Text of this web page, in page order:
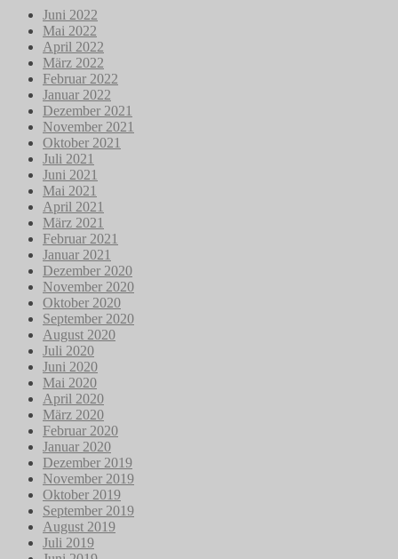
Juni 2022
Mai 2022
April 2022
März 2022
Februar 2022
Januar 2022
Dezember 2021
November 2021
Oktober 2021
Juli 2021
Juni 2021
Mai 2021
April 2021
März 2021
Februar 2021
Januar 2021
Dezember 2020
November 2020
Oktober 2020
September 2020
August 2020
Juli 2020
Juni 2020
Mai 2020
April 2020
März 2020
Februar 2020
Januar 2020
Dezember 2019
November 2019
Oktober 2019
September 2019
August 2019
Juli 2019